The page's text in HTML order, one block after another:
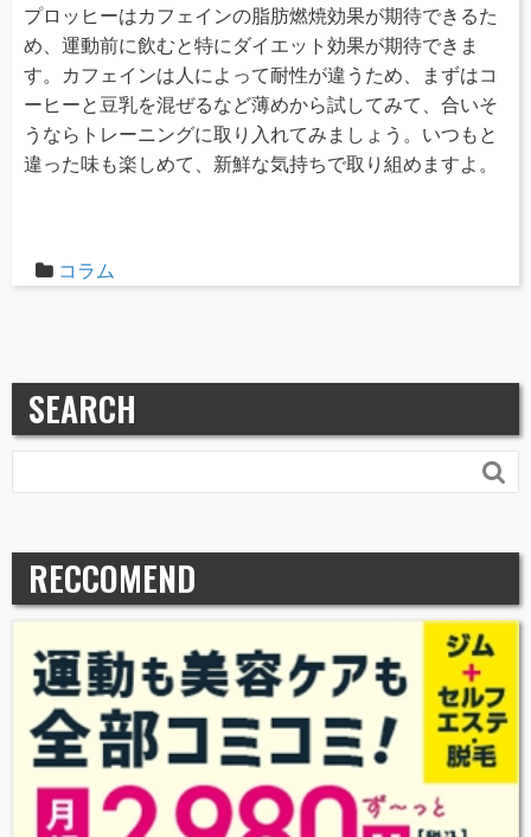
プロッヒーはカフェインの脂肪燃焼効果が期待できるた
め、運動前に飲むと特にダイエット効果が期待できま
す。カフェインは人によって耐性が違うため、まずはコ
ーヒーと豆乳を混ぜるなど薄めから試してみて、合いそ
うならトレーニングに取り入れてみましょう。いつもと
違った味も楽しめて、新鮮な気持ちで取り組めますよ。
コラム
SEARCH

RECCOMEND